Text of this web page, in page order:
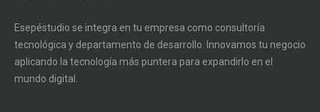
Esepéstudio se integra en tu empresa como consultoría
tecnológica y departamento de desarrollo. Innovamos tu negocio
aplicando la tecnología más puntera para expandirlo en el
mundo digital.